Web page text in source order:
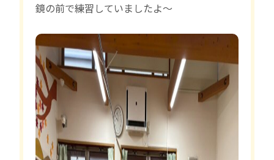
鏡の前で練習していましたよ〜